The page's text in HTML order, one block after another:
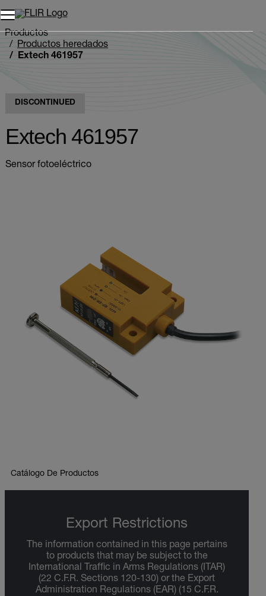
Unread messages
Modelo
Eliminar
artículos
artículo
Añadir al carro
Añadido al carro
Productos
Productos heredados
Extech 461957
DISCONTINUED
Extech 461957
Sensor fotoeléctrico
Catálogo De Productos
Export Restrictions
The information contained in this page pertains
to products that may be subject to the
International Traffic in Arms Regulations (ITAR)
(22 C.F.R. Sections 120-130) or the Export
Administration Regulations (EAR) (15 C.F.R.